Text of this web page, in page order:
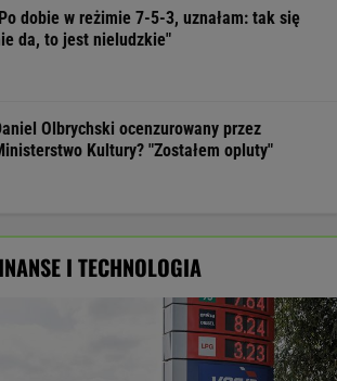
dobie w reżimie 7-5-3, uznałam: tak się
da, to jest nieludzkie"
Olbrychski ocenzurowany przez
Kultury? "Zostałem opluty"
I TECHNOLOGIA